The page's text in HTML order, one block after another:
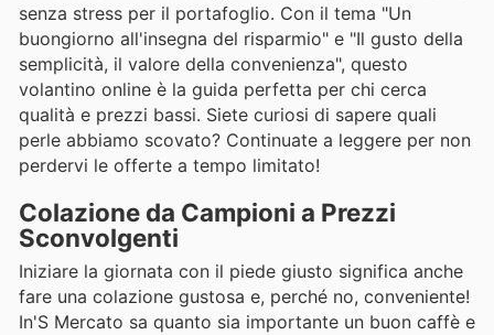
senza stress per il portafoglio. Con il tema "Un
buongiorno all'insegna del risparmio" e "Il gusto della
semplicità, il valore della convenienza", questo
volantino online è la guida perfetta per chi cerca
qualità e prezzi bassi. Siete curiosi di sapere quali
perle abbiamo scovato? Continuate a leggere per non
perdervi le offerte a tempo limitato!
Colazione da Campioni a Prezzi
Sconvolgenti
Iniziare la giornata con il piede giusto significa anche
fare una colazione gustosa e, perché no, conveniente!
In'S Mercato sa quanto sia importante un buon caffè e